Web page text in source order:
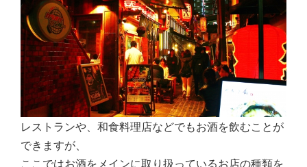
レストランや、和食料理店などでもお酒を飲むことが
できますが、
ここではお酒をメインに取り扱っているお店の種類を